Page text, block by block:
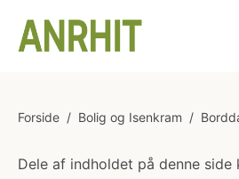
Forside / Bolig og Isenkram /
Dele af indholdet på denne